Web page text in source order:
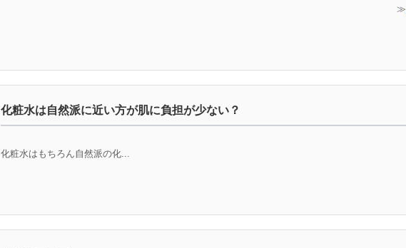
≫
化粧水は自然派に近い方が肌に負担が少ない？
化粧水はもちろん自然派の化...